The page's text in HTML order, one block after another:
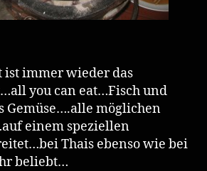
immer wieder das
you can eat…Fisch und
Gemüse….alle möglichen
einem speziellen
Thais ebenso wie bei
beliebt…